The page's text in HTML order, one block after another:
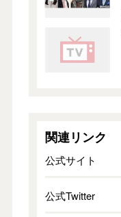
関連リンク
公式サイト
公式Twitter